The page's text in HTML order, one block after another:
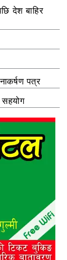
देश बाहिर
पत्र
सहयोग